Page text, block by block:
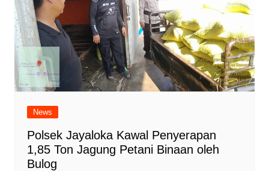
News
Polsek Jayaloka Kawal Penyerapan
1,85 Ton Jagung Petani Binaan oleh
Bulog